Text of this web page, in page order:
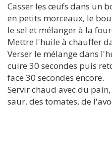
Casser les œufs dans un
en petits morceaux, le
le sel et mélanger à la
Mettre l'huile à chauffer
Verser le mélange dans
cuire 30 secondes puis
face 30 secondes encore.
Servir chaud avec du
saur, des tomates, de